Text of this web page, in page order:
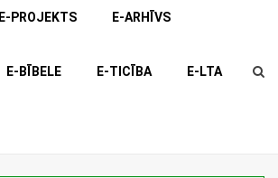
E-PROJEKTS E-ARHĪVS
E-BĪBELE E-TICĪBA E-LTA